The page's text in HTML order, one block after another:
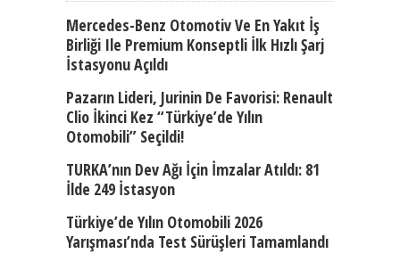
Mercedes-Benz Otomotiv Ve En Yakıt İş
Birliği Ile Premium Konseptli İlk Hızlı Şarj
İstasyonu Açıldı
Pazarın Lideri, Jurinin De Favorisi: Renault
Clio İkinci Kez “Türkiye’de Yılın
Otomobili” Seçildi!
TURKA’nın Dev Ağı İçin İmzalar Atıldı: 81
İlde 249 İstasyon
Türkiye’de Yılın Otomobili 2026
Yarışması’nda Test Sürüşleri Tamamlandı